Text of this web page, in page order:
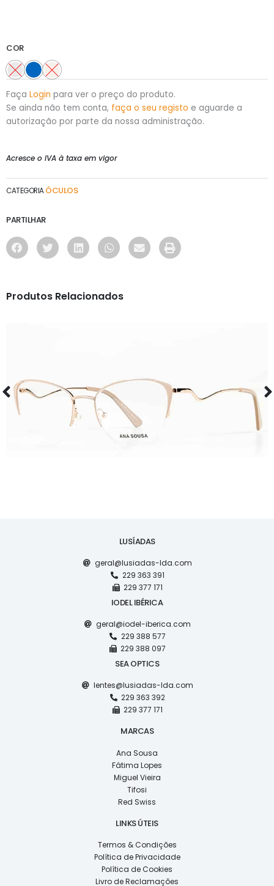
COR
Faça Login para ver o preço do produto.
Se ainda não tem conta, faça o seu registo e aguarde a
autorização por parte da nossa administração.
Acresce o IVA à taxa em vigor
CATEGORIA ÓCULOS
PARTILHAR
Produtos Relacionados
AS1126
LUSÍADAS
geral@lusiadas-lda.com
229 363 391
229 377 171
IODEL IBÉRICA
geral@iodel-iberica.com
229 388 577
229 388 097
SEA OPTICS
lentes@lusiadas-lda.com
229 363 392
229 377 171
MARCAS
Ana Sousa
Fátima Lopes
Miguel Vieira
Tifosi
Red Swiss
LINKS ÚTEIS
Termos & Condições
Política de Privacidade
Política de Cookies
Livro de Reclamações